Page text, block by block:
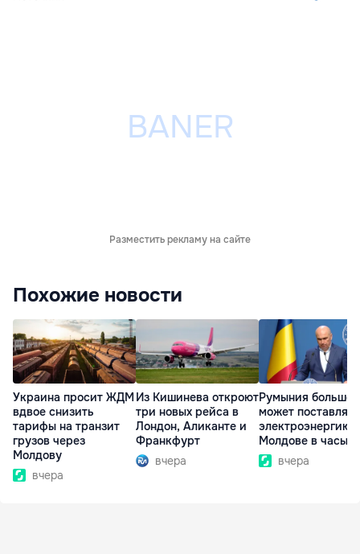
Разместить рекламу на сайте
Похожие новости
Украина просит ЖДМ
вдвое снизить
тарифы на транзит
грузов через
Молдову
вчера
Из Кишинева откроют
три новых рейса в
Лондон, Аликанте и
Франкфурт
вчера
Румыния больше
может поставлять
электроэнергию
Молдове в часы
вчера